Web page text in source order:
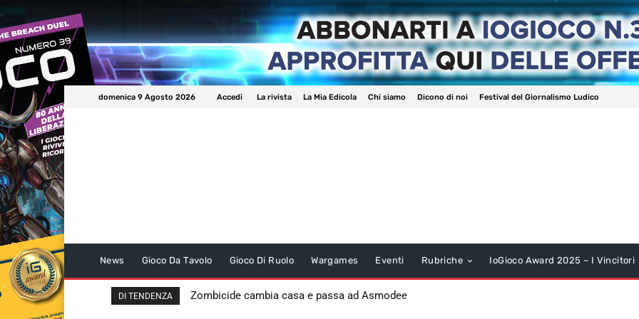
domenica 9 Agosto 2026 Accedi La rivista La Mia Edicola Chi siamo Dicono di noi Festival del Giornalismo Ludico
News Gioco Da Tavolo Gioco Di Ruolo Wargames Eventi Rubriche IoGioco Award 2025 – I Vincitori
DI TENDENZA Zombicide cambia casa e passa ad Asmodee